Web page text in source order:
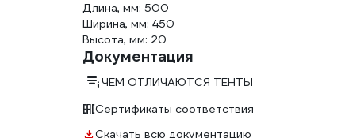
Длина, мм: 500
Ширина, мм: 450
Высота, мм: 20
Документация
ЧЕМ ОТЛИЧАЮТСЯ ТЕНТЫ
Сертификаты соответствия
Скачать всю документацию